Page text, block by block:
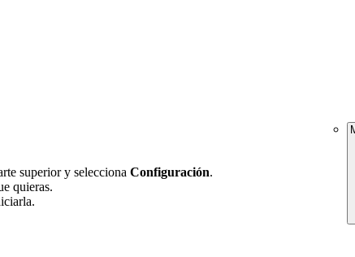
superior y selecciona Configuración.
quieras.